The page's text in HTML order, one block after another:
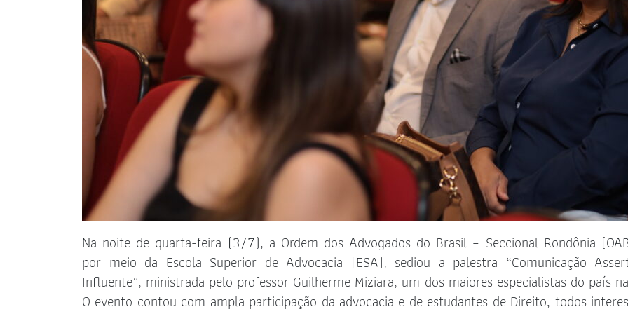
Na noite de quarta-feira (3/7), a Ordem dos Advogados do Brasil – Seccional Rondônia
por meio da Escola Superior de Advocacia (ESA), sediou a palestra “Comunicação
Influente”, ministrada pelo professor Guilherme Miziara, um dos maiores especialistas do país
O evento contou com ampla participação da advocacia e de estudantes de Direito, todos